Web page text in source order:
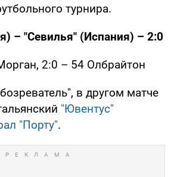
турнира.
– "Севилья" (Испания) – 2:0
2:0 – 54 Олбрайтон
в другом матче
"Ювентус"
"Порту".